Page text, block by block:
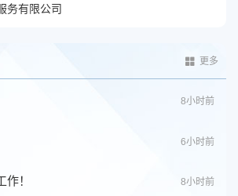
务有限公司
更多
8小时前
6小时前
8小时前
！